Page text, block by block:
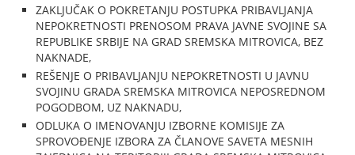
ZAKLJUČAK O POKRETANJU POSTUPKA PRIBAVLJANJA
NEPOKRETNOSTI PRENOSOM PRAVA JAVNE SVOJINE SA
REPUBLIKE SRBIJE NA GRAD SREMSKA MITROVICA, BEZ
NAKNADE,
REŠENJE O PRIBAVLJANJU NEPOKRETNOSTI U JAVNU
SVOJINU GRADA SREMSKA MITROVICA NEPOSREDNOM
POGODBOM, UZ NAKNADU,
ODLUKA O IMENOVANJU IZBORNE KOMISIJE ZA
SPROVOĐENJE IZBORA ZA ČLANOVE SAVETA MESNIH